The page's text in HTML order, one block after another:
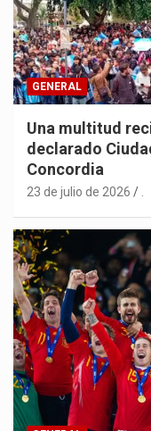
GENERAL
Una multitud
declarado
Concordia
23 de julio de 2026